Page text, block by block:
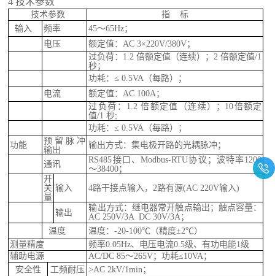
技术参数 指 标
输入
频率
45～65Hz；
电压
额定值： AC 3×220V/380V；
过负荷： 1.2 倍额定值（连续）；2 倍额定值/1
秒；
功耗：≤ 0.5VA（每路）；
电流
额定值： AC 100A ；
过负荷： 1.2 倍额定值（连续）；10倍额定
值/1 秒;
功耗：≤ 0.5VA（每路）；
功能
预留脉冲
输出
输出方式：集电极开路的光耦脉冲；
通讯
RS485接口、Modbus-RTU协议；波特率1200
～38400；
开
关
量
输入 4路干接点输入，2路有源(AC 220V输入)
输出
输出方式：继电器常开触点输出；触点容量：
AC 250V/3A DC 30V/3A；
温度 温度：-20-100℃（精度±2℃）
测量精度
频率0.05Hz、电压电流0.5级、有功电能1级
辅助电源
AC/DC 85～265V；功耗≤10VA；
安全性
工频耐压 >AC 2kV/1min；